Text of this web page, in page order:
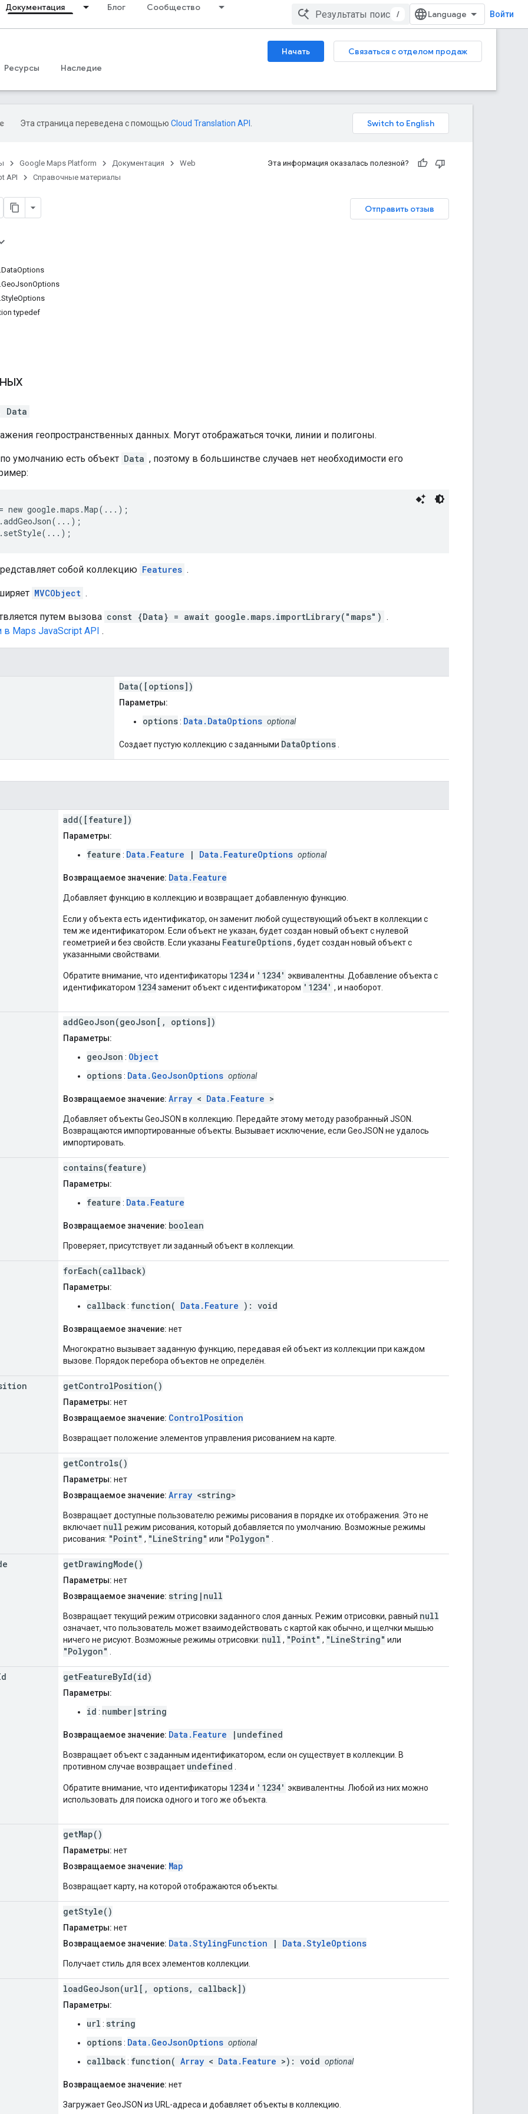
Документация Блог Сообщество
/ Войти
Начать
Связаться с отделом продаж
Ресурсы Наследие
Эта страница переведена с помощью Cloud Translation API
Google Maps Platform Документация
Web
API
Справочные материалы
Эта информация оказалась полезной?
Отправить отзыв
typedef
Data
геопространственных данных. Могут отображаться точки, линии и полигоны.
по умолчанию есть объект Data , поэтому в большинстве случаев нет необходимости его
new google.maps.Map(...);
собой коллекцию Features .
MVCObject .
путем вызова const {Data} = await google.maps.importLibrary("maps") .
в Maps JavaScript API .
Data([options])
Параметры:
options: Data.DataOptions optional
Создает пустую коллекцию с заданными DataOptions
add([feature])
Параметры:
feature : Data.Feature | Data.FeatureOptions optional
Возвращаемое значение: Data.Feature
Добавляет функцию в коллекцию и возвращает добавленную функцию.
Если у объекта есть идентификатор, он заменит любой существующий объект в коллекции с
тем же идентификатором. Если объект не указан, будет создан новый объект с нулевой
геометрией и без свойств. Если указаны FeatureOptions, будет создан новый объект с
указанными свойствами.
Обратите внимание, что идентификаторы 1234и '1234' эквивалентны. Добавление объекта с
идентификатором 1234заменит объект с идентификатором '1234' , и наоборот.
addGeoJson(geoJson[, options])
Параметры:
geoJson : Object
options: Data.GeoJsonOptions optional
Возвращаемое значение: Array < Data.Feature >
Добавляет объекты GeoJSON в коллекцию. Передайте этому методу разобранный JSON.
Возвращаются импортированные объекты. Вызывает исключение, если GeoJSON не удалось
импортировать.
contains(feature)
Параметры:
feature : Data.Feature
Возвращаемое значение: boolean
Проверяет, присутствует ли заданный объект в коллекции.
forEach(callback)
Параметры:
callback: function( Data.Feature ): void
Возвращаемое значение: нет
Многократно вызывает заданную функцию, передавая ей объект из коллекции при каждом
вызове. Порядок перебора объектов не определён.
getControlPosition()
Параметры: нет
Возвращаемое значение: ControlPosition
Возвращает положение элементов управления рисованием на карте.
getControls()
Параметры: нет
Возвращаемое значение: Array <string>
Возвращает доступные пользователю режимы рисования в порядке их отображения. Это не
включает null режим рисования, который добавляется по умолчанию. Возможные режимы
рисования: "Point" , "LineString" или "Polygon"
getDrawingMode()
Параметры: нет
Возвращаемое значение: string|null
Возвращает текущий режим отрисовки заданного слоя данных. Режим отрисовки, равный null
означает, что пользователь может взаимодействовать с картой как обычно, и щелчки мышью
ничего не рисуют. Возможные режимы отрисовки: null , "Point" , "LineString" или
"Polygon"
getFeatureById(id)
Параметры:
id : number|string
Возвращаемое значение: Data.Feature |undefined
Возвращает объект с заданным идентификатором, если он существует в коллекции. В
противном случае возвращает undefined
Обратите внимание, что идентификаторы 1234и '1234' эквивалентны. Любой из них можно
использовать для поиска одного и того же объекта.
getMap()
Параметры: нет
Возвращаемое значение: Map
Возвращает карту, на которой отображаются объекты.
getStyle()
Параметры: нет
Возвращаемое значение: Data.StylingFunction | Data.StyleOptions
Получает стиль для всех элементов коллекции.
loadGeoJson(url[, options, callback])
Параметры:
url : string
options: Data.GeoJsonOptions optional
callback: function( Array < Data.Feature >): void optional
Возвращаемое значение: нет
Загружает GeoJSON из URL-адреса и добавляет объекты в коллекцию.